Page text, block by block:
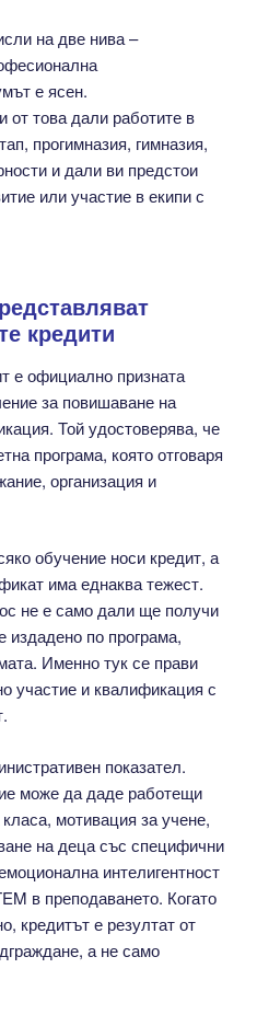
на две нива –
е ясен.
от това дали работите в
прогимназия, гимназия,
и дали ви предстои
или участие в екипи с
кредити
е официално призната
за повишаване на
Той удостоверява, че
програма, която отговаря
организация и
обучение носи кредит, а
има еднаква тежест.
не е само дали ще получи
издадено по програма,
Именно тук се прави
участие и квалификация с
показател.
може да даде работещи
мотивация за учене,
на деца със специфични
интелигентност
в преподаването. Когато
кредитът е резултат от
а не само